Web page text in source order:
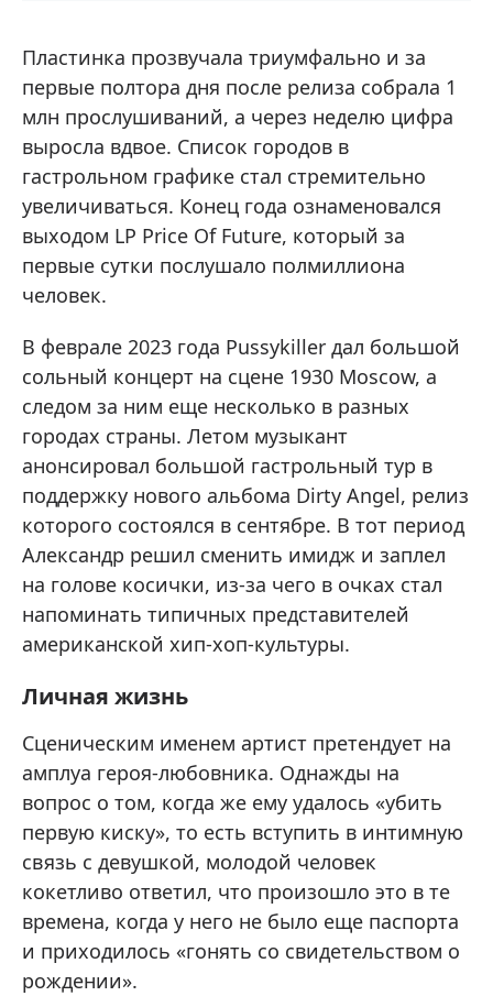
Пластинка прозвучала триумфально и за
первые полтора дня после релиза собрала 1
млн прослушиваний, а через неделю цифра
выросла вдвое. Список городов в
гастрольном графике стал стремительно
увеличиваться. Конец года ознаменовался
выходом LP Price Of Future, который за
первые сутки послушало полмиллиона
человек.
В феврале 2023 года Pussykiller дал большой
сольный концерт на сцене 1930 Moscow, а
следом за ним еще несколько в разных
городах страны. Летом музыкант
анонсировал большой гастрольный тур в
поддержку нового альбома Dirty Angel, релиз
которого состоялся в сентябре. В тот период
Александр решил сменить имидж и заплел
на голове косички, из-за чего в очках стал
напоминать типичных представителей
американской хип-хоп-культуры.
Личная жизнь
Сценическим именем артист претендует на
амплуа героя-любовника. Однажды на
вопрос о том, когда же ему удалось «убить
первую киску», то есть вступить в интимную
связь с девушкой, молодой человек
кокетливо ответил, что произошло это в те
времена, когда у него не было еще паспорта
и приходилось «гонять со свидетельством о
рождении».